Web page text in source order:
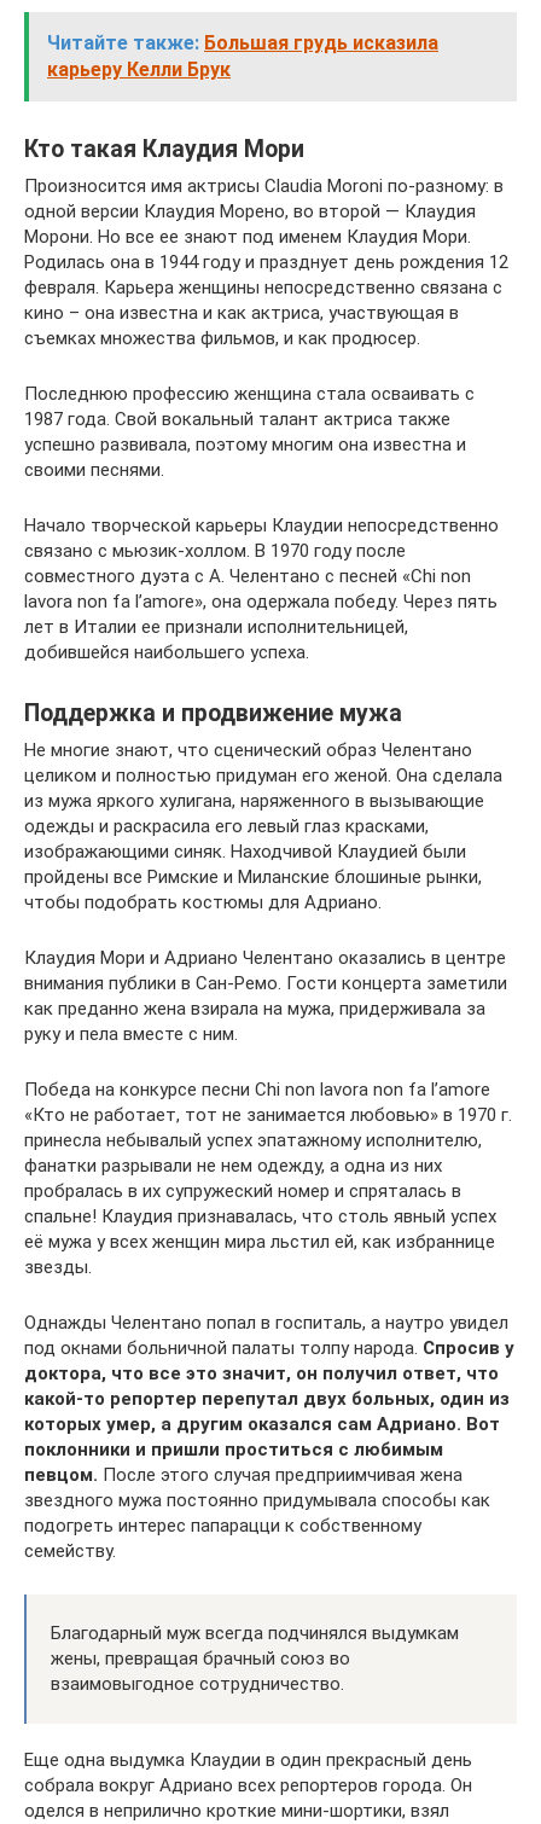
Читайте также: Большая грудь исказила
карьеру Келли Брук
Кто такая Клаудия Мори
Произносится имя актрисы Claudia Moroni по-разному: в
одной версии Клаудия Морено, во второй — Клаудия
Морони. Но все ее знают под именем Клаудия Мори.
Родилась она в 1944 году и празднует день рождения 12
февраля. Карьера женщины непосредственно связана с
кино – она известна и как актриса, участвующая в
съемках множества фильмов, и как продюсер.
Последнюю профессию женщина стала осваивать с
1987 года. Свой вокальный талант актриса также
успешно развивала, поэтому многим она известна и
своими песнями.
Начало творческой карьеры Клаудии непосредственно
связано с мьюзик-холлом. В 1970 году после
совместного дуэта с А. Челентано с песней «Chi non
lavora non fa l’amore», она одержала победу. Через пять
лет в Италии ее признали исполнительницей,
добившейся наибольшего успеха.
Поддержка и продвижение мужа
Не многие знают, что сценический образ Челентано
целиком и полностью придуман его женой. Она сделала
из мужа яркого хулигана, наряженного в вызывающие
одежды и раскрасила его левый глаз красками,
изображающими синяк. Находчивой Клаудией были
пройдены все Римские и Миланские блошиные рынки,
чтобы подобрать костюмы для Адриано.
Клаудия Мори и Адриано Челентано оказались в центре
внимания публики в Сан-Ремо. Гости концерта заметили
как преданно жена взирала на мужа, придерживала за
руку и пела вместе с ним.
Победа на конкурсе песни Chi non lavora non fa l’amore
«Кто не работает, тот не занимается любовью» в 1970 г.
принесла небывалый успех эпатажному исполнителю,
фанатки разрывали не нем одежду, а одна из них
пробралась в их супружеский номер и спряталась в
спальне! Клаудия признавалась, что столь явный успех
её мужа у всех женщин мира льстил ей, как избраннице
звезды.
Однажды Челентано попал в госпиталь, а наутро увидел
под окнами больничной палаты толпу народа. Спросив у
доктора, что все это значит, он получил ответ, что
какой-то репортер перепутал двух больных, один из
которых умер, а другим оказался сам Адриано. Вот
поклонники и пришли проститься с любимым
певцом. После этого случая предприимчивая жена
звездного мужа постоянно придумывала способы как
подогреть интерес папарацци к собственному
семейству.
Благодарный муж всегда подчинялся выдумкам
жены, превращая брачный союз во
взаимовыгодное сотрудничество.
Еще одна выдумка Клаудии в один прекрасный день
собрала вокруг Адриано всех репортеров города. Он
оделся в неприлично кроткие мини-шортики, взял